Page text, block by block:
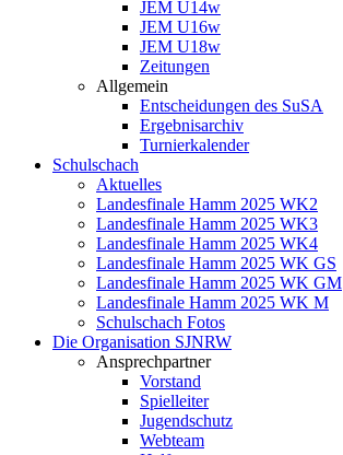
JEM U14w
JEM U16w
JEM U18w
Zeitungen
Allgemein
Entscheidungen des SuSA
Ergebnisarchiv
Turnierkalender
Schulschach
Aktuelles
Landesfinale Hamm 2025 WK2
Landesfinale Hamm 2025 WK3
Landesfinale Hamm 2025 WK4
Landesfinale Hamm 2025 WK GS
Landesfinale Hamm 2025 WK GM
Landesfinale Hamm 2025 WK M
Schulschach Fotos
Die Organisation SJNRW
Ansprechpartner
Vorstand
Spielleiter
Jugendschutz
Webteam